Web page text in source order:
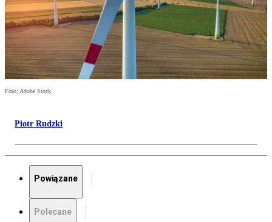
Foto: Adobe Stock
Piotr Rudzki
Powiązane
Polecane